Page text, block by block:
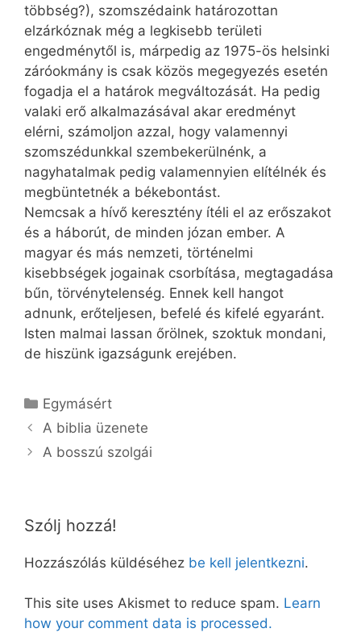
többség?), szomszédaink határozottan
elzárkóznak még a legkisebb területi
engedménytől is, márpedig az 1975-ös helsinki
záróokmány is csak közös megegyezés esetén
fogadja el a határok megváltozását. Ha pedig
valaki erő alkalmazásával akar eredményt
elérni, számoljon azzal, hogy valamennyi
szomszédunkkal szembekerülnénk, a
nagyhatalmak pedig valamennyien elítélnék és
megbüntetnék a békebontást.
Nemcsak a hívő keresztény ítéli el az erőszakot
és a háborút, de minden józan ember. A
magyar és más nemzeti, történelmi
kisebbségek jogainak csorbítása, megtagadása
bűn, törvénytelenség. Ennek kell hangot
adnunk, erőteljesen, befelé és kifelé egyaránt.
Isten malmai lassan őrölnek, szoktuk mondani,
de hiszünk igazságunk erejében.
Kategória
Egymásért
A biblia üzenete
A bosszú szolgái
Szólj hozzá!
Hozzászólás küldéséhez be kell jelentkezni.
This site uses Akismet to reduce spam. Learn
how your comment data is processed.